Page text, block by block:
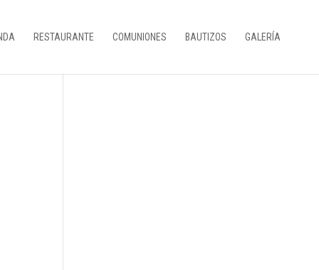
RESTAURANTE COMUNIONES BAUTIZOS GALERÍA